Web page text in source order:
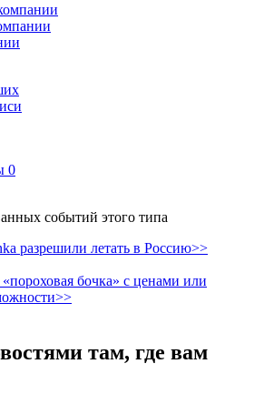
0
событий этого типа
разрешили летать в Россию>>
бочка» с ценами или
там, где вам